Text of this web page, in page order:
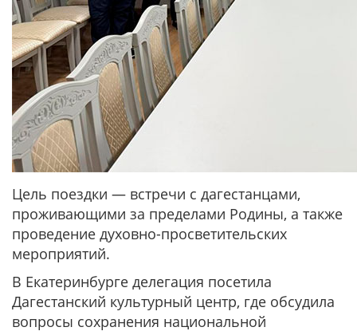
Цель поездки — встречи с дагестанцами,
проживающими за пределами Родины, а также
проведение духовно-просветительских
мероприятий.
В Екатеринбурге делегация посетила
Дагестанский культурный центр, где обсудила
вопросы сохранения национальной